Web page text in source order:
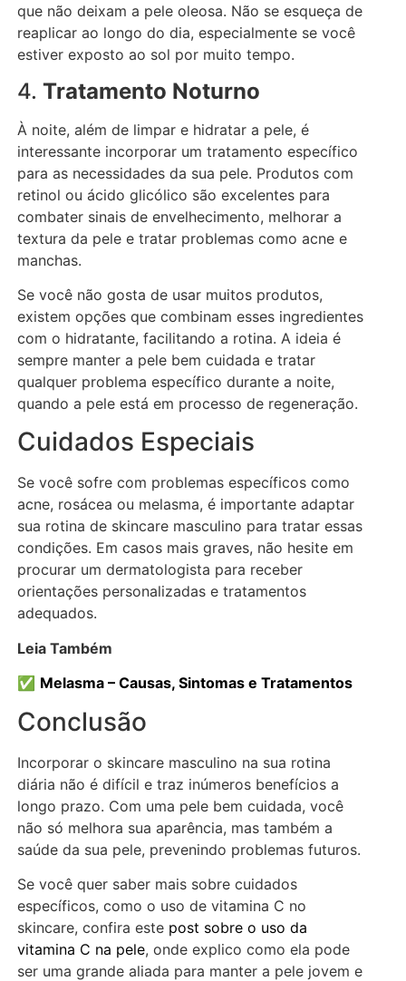
que não deixam a pele oleosa. Não se esqueça de
reaplicar ao longo do dia, especialmente se você
estiver exposto ao sol por muito tempo.
4. Tratamento Noturno
À noite, além de limpar e hidratar a pele, é
interessante incorporar um tratamento específico
para as necessidades da sua pele. Produtos com
retinol ou ácido glicólico são excelentes para
combater sinais de envelhecimento, melhorar a
textura da pele e tratar problemas como acne e
manchas.
Se você não gosta de usar muitos produtos,
existem opções que combinam esses ingredientes
com o hidratante, facilitando a rotina. A ideia é
sempre manter a pele bem cuidada e tratar
qualquer problema específico durante a noite,
quando a pele está em processo de regeneração.
Cuidados Especiais
Se você sofre com problemas específicos como
acne, rosácea ou melasma, é importante adaptar
sua rotina de skincare masculino para tratar essas
condições. Em casos mais graves, não hesite em
procurar um dermatologista para receber
orientações personalizadas e tratamentos
adequados.
Leia Também
✅ Melasma – Causas, Sintomas e Tratamentos
Conclusão
Incorporar o skincare masculino na sua rotina
diária não é difícil e traz inúmeros benefícios a
longo prazo. Com uma pele bem cuidada, você
não só melhora sua aparência, mas também a
saúde da sua pele, prevenindo problemas futuros.
Se você quer saber mais sobre cuidados
específicos, como o uso de vitamina C no
skincare, confira este post sobre o uso da
vitamina C na pele, onde explico como ela pode
ser uma grande aliada para manter a pele jovem e